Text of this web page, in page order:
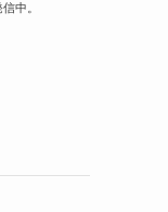
中。